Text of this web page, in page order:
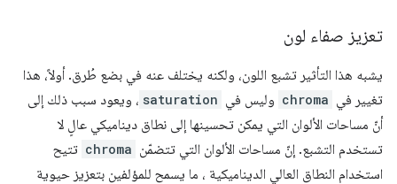
تعزيز صفاء لون
يشبه هذا التأثير تشبع اللون، ولكنه يختلف عنه في بضع طُرق. أولاً، هذا
تغيير في chroma وليس في saturation ، ويعود سبب ذلك إلى
أنّ مساحات الألوان التي يمكن تحسينها إلى نطاق ديناميكي عالٍ لا
تستخدم التشبع. إنّ مساحات الألوان التي تتضمّن chroma تتيح
استخدام النطاق العالي الديناميكية ، ما يسمح للمؤلفين بتعزيز حيوية